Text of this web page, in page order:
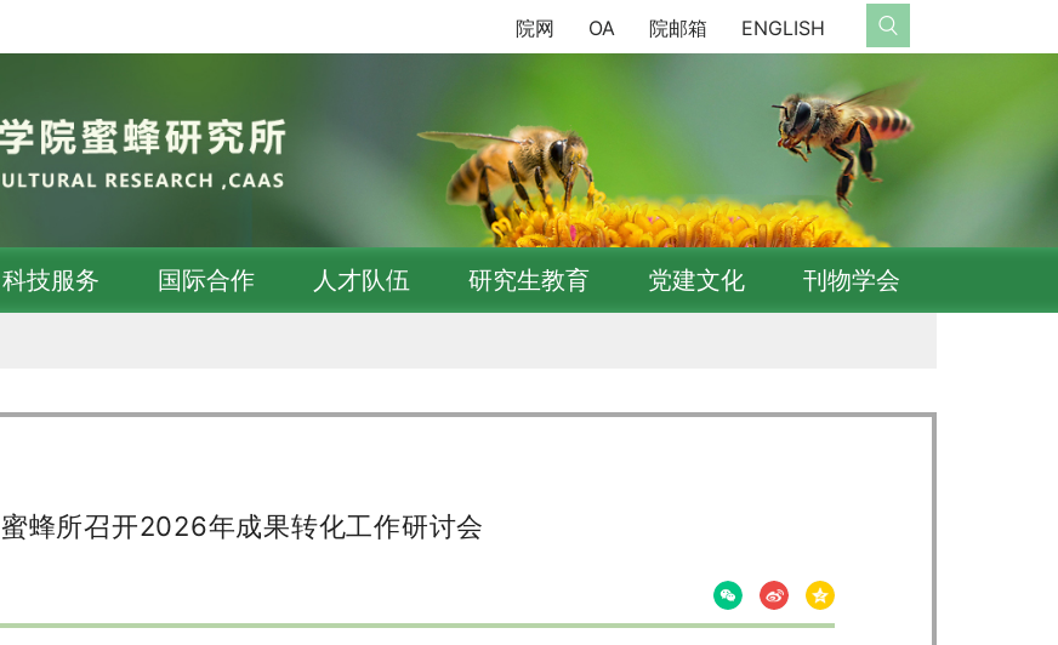
院网 OA 院邮箱 ENGLISH
科技服务 国际合作 人才队伍 研究生教育 党建文化 刊物学会
蜜蜂所召开2026年成果转化工作研讨会